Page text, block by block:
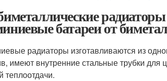
батареи от
радиаторы изготавливаются из
имеют внутренние стальные трубки
теплоотдачи.